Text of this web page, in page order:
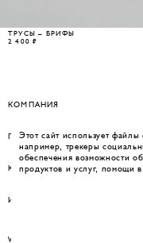
ТРУСЫ – БРИФЫ
2 400 ₽
КОМПАНИЯ
ПОМОЩЬ
КОНТАКТЫ
ИНФОРМАЦИЯ
WEBSITE BY UMWELT
Этот сайт использует
например, трекеры
обеспечения возможности
продуктов и услуг, помощи